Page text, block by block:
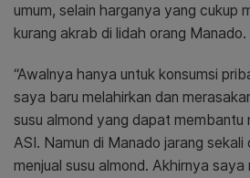
umum, selain harganya yang cukup
kurang akrab di lidah orang Manado.
“Awalnya hanya untuk konsumsi
saya baru melahirkan dan
susu almond yang dapat membantu
ASI. Namun di Manado jarang
menjual susu almond. Akhirnya saya